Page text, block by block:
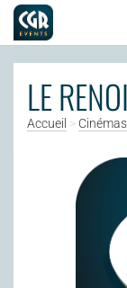
LE
Accueil > Cinémas